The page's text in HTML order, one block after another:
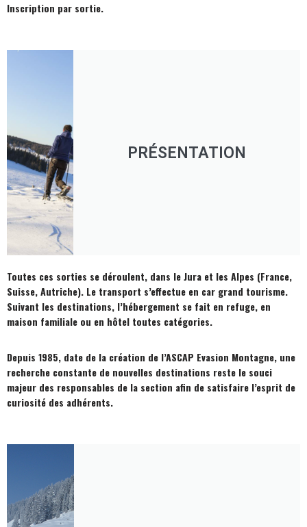
Inscription par sortie.
PRÉSENTATION
Toutes ces sorties se déroulent, dans le Jura et les Alpes (France,
Suisse, Autriche). Le transport s’effectue en car grand tourisme.
Suivant les destinations, l’hébergement se fait en refuge, en
maison familiale ou en hôtel toutes catégories.
Depuis 1985, date de la création de l’ASCAP Evasion Montagne, une
recherche constante de nouvelles destinations reste le souci
majeur des responsables de la section afin de satisfaire l’esprit de
curiosité des adhérents.